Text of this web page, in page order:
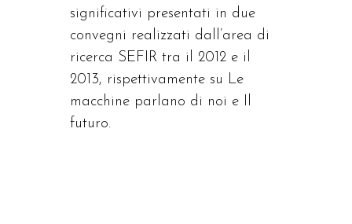
significativi presentati in due
convegni realizzati dall’area di
ricerca SEFIR tra il 2012 e il
2013, rispettivamente su Le
macchine parlano di noi e Il
futuro.